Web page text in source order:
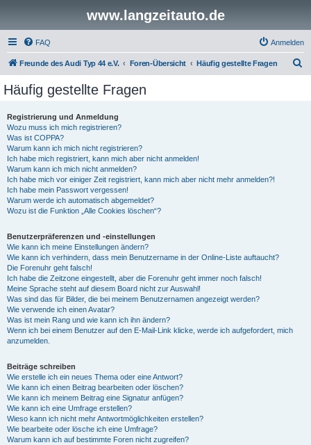
www.langzeitauto.de
FAQ Anmelden
Freunde des Audi Typ 44 e.V. Foren-Übersicht Häufig gestellte Fragen
Häufig gestellte Fragen
Registrierung und Anmeldung
Wozu muss ich mich registrieren?
Was ist COPPA?
Warum kann ich mich nicht registrieren?
Ich habe mich registriert, kann mich aber nicht anmelden!
Warum kann ich mich nicht anmelden?
Ich habe mich vor einiger Zeit registriert, kann mich aber nicht mehr anmelden?!
Ich habe mein Passwort vergessen!
Warum werde ich automatisch abgemeldet?
Wozu ist die Funktion „Alle Cookies löschen“?
Benutzerpräferenzen und -einstellungen
Wie kann ich meine Einstellungen ändern?
Wie kann ich verhindern, dass mein Benutzername in der Online-Liste auftaucht?
Die Forenuhr geht falsch!
Ich habe die Zeitzone eingestellt, aber die Forenuhr geht immer noch falsch!
Meine Sprache steht auf diesem Board nicht zur Auswahl!
Was sind das für Bilder, die bei meinem Benutzernamen angezeigt werden?
Wie verwende ich einen Avatar?
Was ist mein Rang und wie kann ich ihn ändern?
Wenn ich bei einem Benutzer auf den E-Mail-Link klicke, werde ich aufgefordert, mich
anzumelden.
Beiträge schreiben
Wie erstelle ich ein neues Thema oder eine Antwort?
Wie kann ich einen Beitrag bearbeiten oder löschen?
Wie kann ich meinem Beitrag eine Signatur anfügen?
Wie kann ich eine Umfrage erstellen?
Wieso kann ich nicht mehr Antwortmöglichkeiten erstellen?
Wie bearbeite oder lösche ich eine Umfrage?
Warum kann ich auf bestimmte Foren nicht zugreifen?